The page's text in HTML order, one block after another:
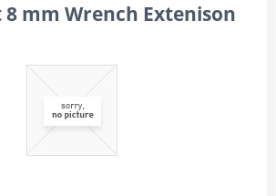
mm Wrench Extenison